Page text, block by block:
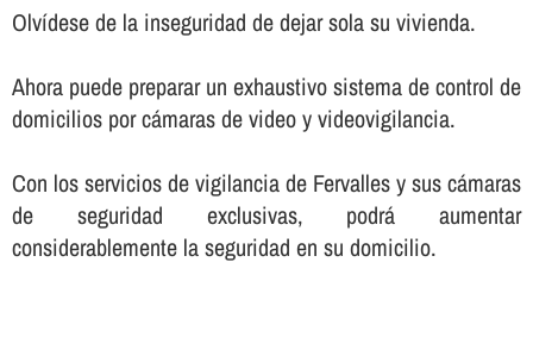
Olví­dese de la inseguridad de dejar sola su vivienda.
Ahora puede preparar un exhaustivo sistema de control de
domicilios por cámaras de video y videovigilancia.
Con los servicios de vigilancia de Fervalles y sus cámaras
de seguridad exclusivas, podrá aumentar
considerablemente la seguridad en su domicilio.